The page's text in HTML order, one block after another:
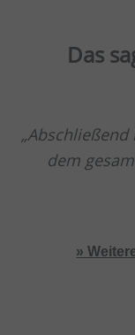
Das
Abschließend
dem
Ich bin
»